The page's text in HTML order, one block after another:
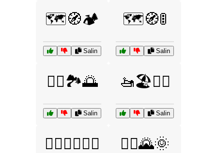
🗺️🧭🏕️
Salin
🗺️🧭🚦
Salin
🚣‍♀️🏞️🌅
Salin
🚤🏖️🏄‍♂️
Salin
🚶‍♀️🚴‍♂️🧗‍♂️ 🚶‍♂️🌄🌞